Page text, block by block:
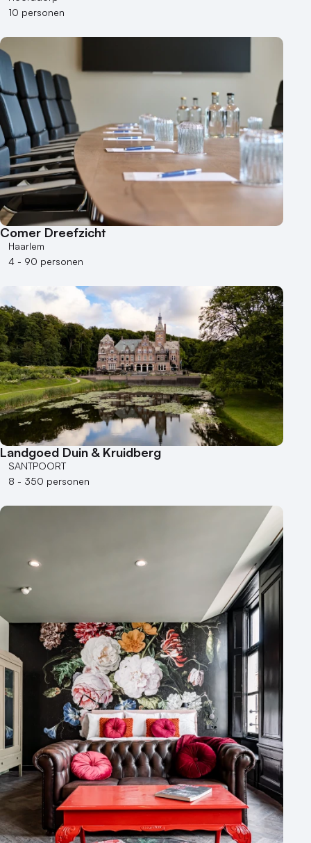
Heisessie
Hotel
Industriële locatie
Kasteel en landgoed
Kleine / intieme locatie
Locaties aan zee
Museum
Theater
Varende locatie
10 personen
Comer Dreefzicht
Haarlem
4 - 90 personen
Landgoed Duin & Kruidberg
SANTPOORT
8 - 350 personen